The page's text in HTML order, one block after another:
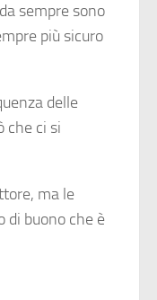
sempre sono
più sicuro
delle
che ci si
ma le
di buono che è